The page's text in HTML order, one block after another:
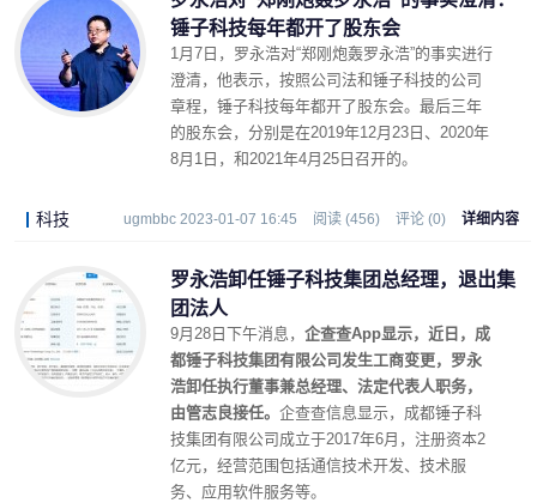
锤子科技每年都开了股东会
1月7日，罗永浩对“郑刚炮轰罗永浩”的事实进行
澄清，他表示，按照公司法和锤子科技的公司
章程，锤子科技每年都开了股东会。最后三年
的股东会，分别是在2019年12月23日、2020年
8月1日，和2021年4月25日召开的。
科技 ugmbbc 2023-01-07 16:45 阅读 (456) 评论 (0) 详细内容
罗永浩卸任锤子科技集团总经理，退出集
团法人
9月28日下午消息， 企查查App显示，近日，成
都锤子科技集团有限公司发生工商变更，罗永
浩卸任执行董事兼总经理、法定代表人职务，
由管志良接任。 企查查信息显示，成都锤子科
技集团有限公司成立于2017年6月，注册资本2
亿元，经营范围包括通信技术开发、技术服
务、应用软件服务等。